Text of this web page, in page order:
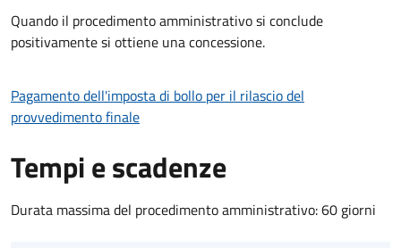
Quando il procedimento amministrativo si conclude
positivamente si ottiene una concessione.
Pagamento dell'imposta di bollo per il rilascio del
provvedimento finale
Tempi e scadenze
Durata massima del procedimento amministrativo: 60 giorni